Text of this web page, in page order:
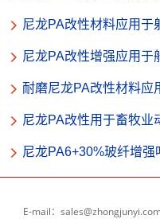
尼龙PA改性材料应用于
尼龙PA改性增强应用于
耐磨尼龙PA改性材料应
尼龙PA改性用于畜牧业
尼龙PA6+30%玻纤增强
E-mail：